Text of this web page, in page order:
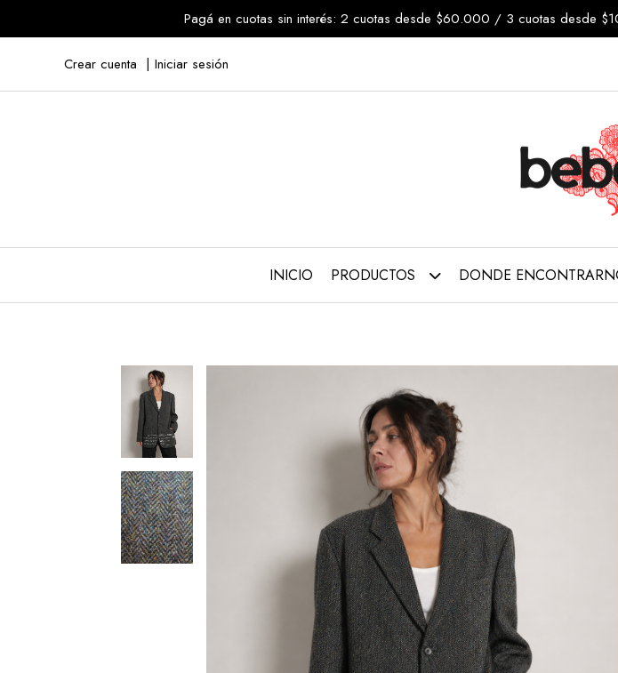
Pagá en cuotas sin interés: 2 cuotas desde $60.000 / 3 cuotas
Crear cuenta Iniciar sesión
INICIO PRODUCTOS DONDE